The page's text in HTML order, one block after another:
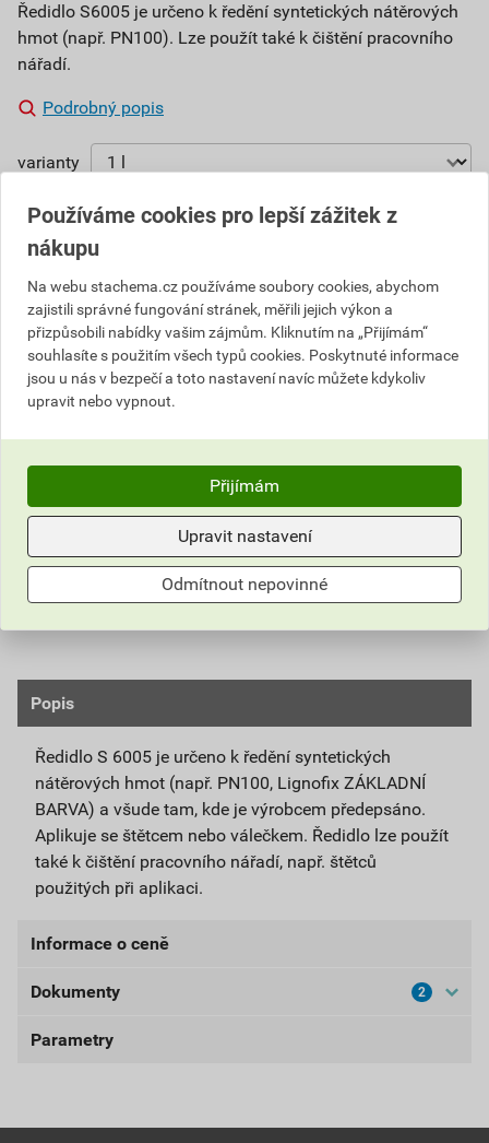
Ředidlo S6005 je určeno k ředění syntetických nátěrových
hmot (např. PN100). Lze použít také k čištění pracovního
nářadí.
Podrobný popis
varianty
Vyberte si prodejnu
Skladem v (1) prodejnách
196,52 Kč
Cena s DPH
176,87 Kčza l
176,87 Kčza ks
Cena bez DPH
146,17 Kč za l
146,17 Kč za ks
ks Do košíku
Do košíku přidáte1 ks / 1 lza176,87Kčs DPH
bez DPH).
1152025410
Katalogový kód: 650D0
Výrobky značky:Stachema
Popis
Ředidlo S 6005 je určeno k ředění syntetických
nátěrových hmot (např. PN100, Lignofix ZÁKLADNÍ
BARVA) a všude tam, kde je výrobcem předepsáno.
Aplikuje se štětcem nebo válečkem. Ředidlo lze použít
také k čištění pracovního nářadí, např. štětců
použitých při aplikaci.
Informace o ceně
Aktuální prodejní cena po slevě 10% z ceníkové ceny
146,17 Kč
poskytnutím slevy
Dokumenty 2
Bezpečnostní listy
Parametry
Používáme cookies pro lepší zážitek z
nákupu
Na webu stachema.cz používáme soubory cookies, abychom
zajistili správné fungování stránek, měřili jejich výkon a
přizpůsobili nabídky vašim zájmům. Kliknutím na „Přijímám“
souhlasíte s použitím všech typů cookies. Poskytnuté informace
jsou u nás v bezpečí a toto nastavení navíc můžete kdykoliv
upravit nebo vypnout.
Přijímám
Upravit nastavení
Odmítnout nepovinné